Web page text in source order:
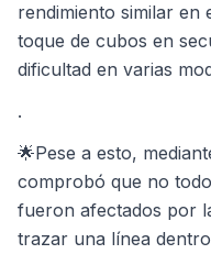
rendimiento similar en
toque de cubos en
dificultad en varias
.
🌟Pese a esto,
comprobó que no
fueron afectados por
trazar una línea